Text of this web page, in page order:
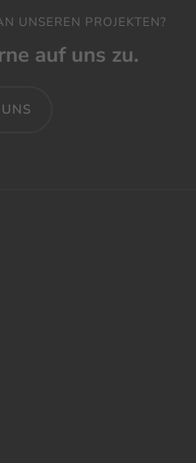
UNSEREN PROJEKTEN?
auf uns zu.